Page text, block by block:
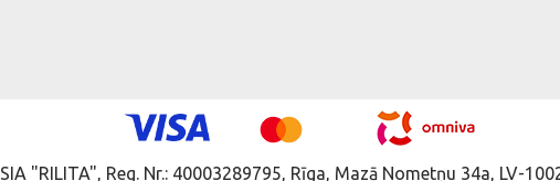
SIA "RILITA", Reg. Nr.: 40003289795, Rīga, Mazā Nometņu 34a, LV-